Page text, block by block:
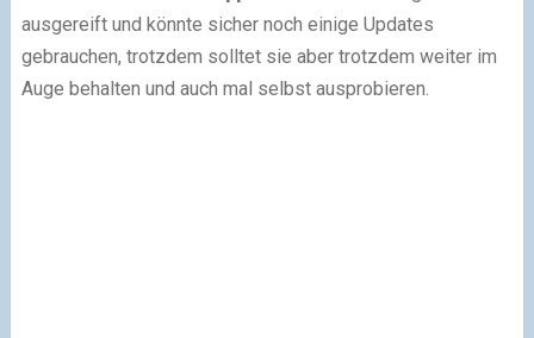
ausgereift und könnte sicher noch einige Updates
gebrauchen, trotzdem solltet sie aber trotzdem weiter im
Auge behalten und auch mal selbst ausprobieren.